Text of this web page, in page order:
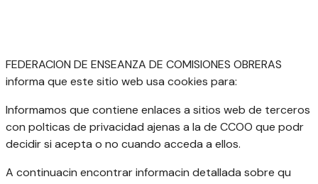
FEDERACION DE ENSEANZA DE COMISIONES OBRERAS
informa que este sitio web usa cookies para:
Informamos que contiene enlaces a sitios web de terceros
con polticas de privacidad ajenas a la de CCOO que podr
decidir si acepta o no cuando acceda a ellos.
A continuacin encontrar informacin detallada sobre qu